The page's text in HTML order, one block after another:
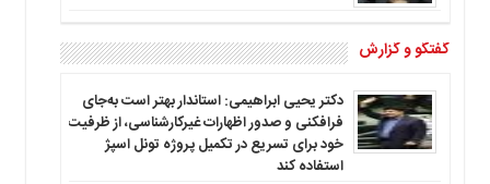
گفتگو و گزارش
دکتر یحیی ابراهیمی: استاندار بهتر است به‌جای
فرافکنی و صدور اظهارات غیرکارشناسی، از ظرفیت
خود برای تسریع در تکمیل پروژه تونل اسپژ
استفاده کند